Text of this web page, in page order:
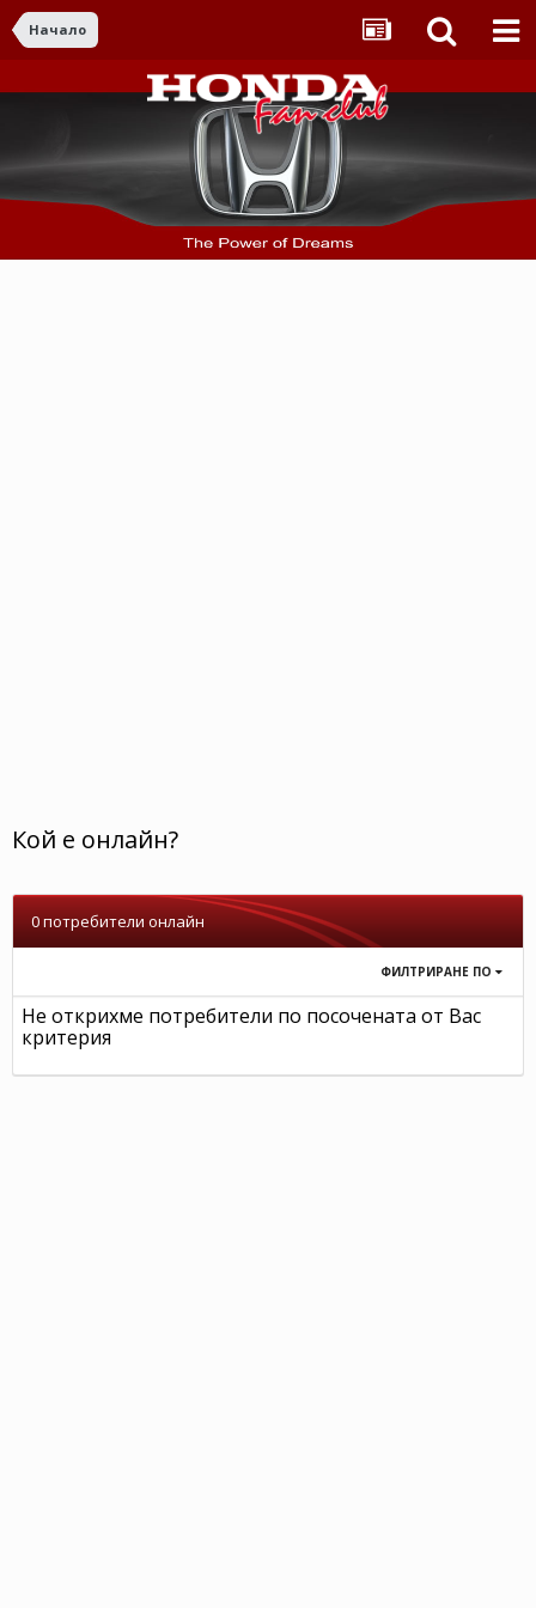
Начало
Кой е онлайн?
0 потребители онлайн
ФИЛТРИРАНЕ ПО
Не открихме потребители по посочената от Вас
критерия